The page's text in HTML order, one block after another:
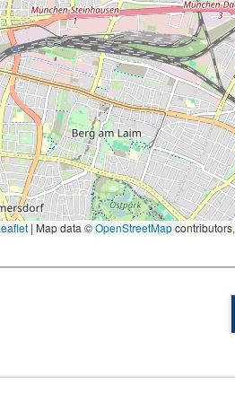
| Map data ©OpenStreetMapcontributors,